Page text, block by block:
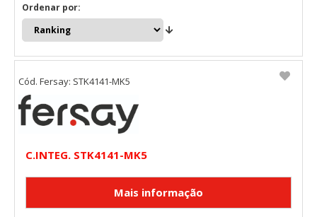
Ordenar por:
C.INTEG. STK4141-MK5
Cód. Fersay: STK4141-MK5